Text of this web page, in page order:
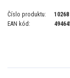
Číslo produktu:
10268
EAN kód: